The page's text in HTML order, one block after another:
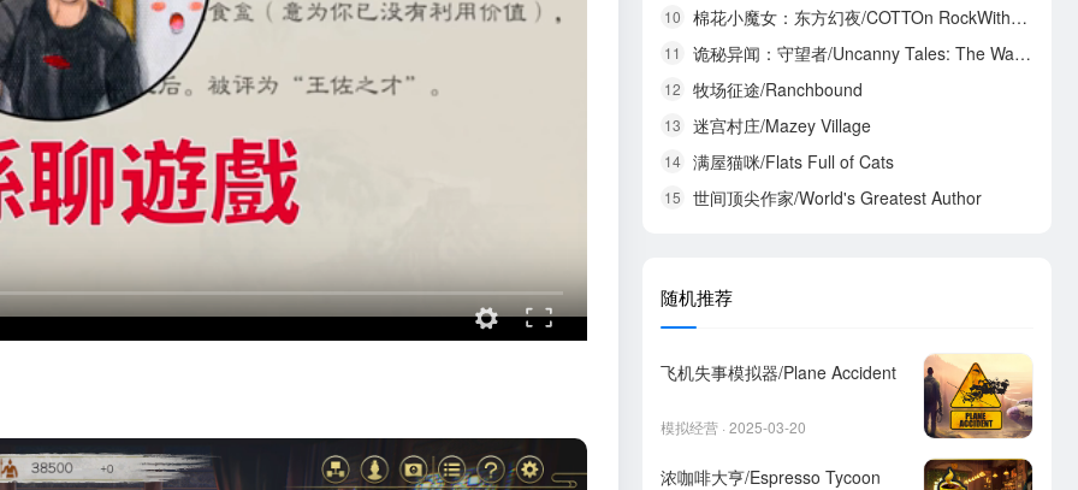
10 棉花小魔女：东方幻夜/COTTOn RockWithYou -ORIENTAL NIGHT DREAMS-
11 诡秘异闻：守望者/Uncanny Tales: The Watcher
12 牧场征途/Ranchbound
13 迷宫村庄/Mazey Village
14 满屋猫咪/Flats Full of Cats
15 世间顶尖作家/World's Greatest Author
随机推荐
飞机失事模拟器/Plane Accident
模拟经营 · 2025-03-20
浓咖啡大亨/Espresso Tycoon